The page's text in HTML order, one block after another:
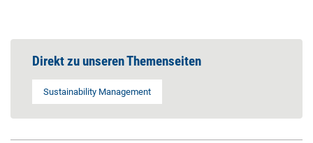
Direkt zu unseren Themenseiten
Sustainability Management